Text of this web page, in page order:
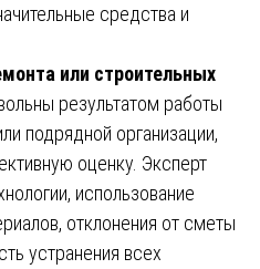
средства и
или строительных
результатом работы
подрядной организации,
оценку. Эксперт
использование
отклонения от сметы
устранения всех